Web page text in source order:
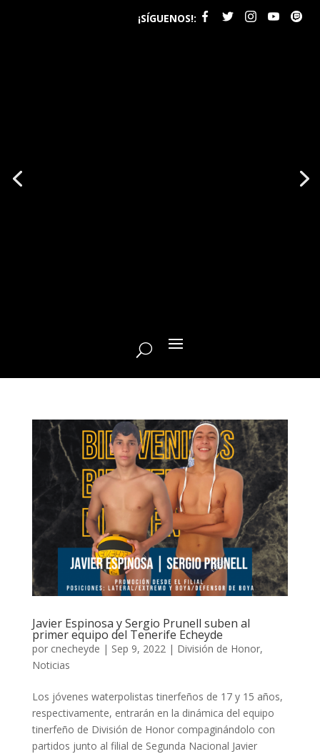
¡SÍGUENOS!:
Javier Espinosa y Sergio Prunell suben al
primer equipo del Tenerife Echeyde
por cnecheyde | Sep 9, 2022| División de Honor,
Noticias
Los jóvenes waterpolistas tinerfeños de 17 y 15 años,
respectivamente, entrarán en la dinámica del equipo
tinerfeño de División de Honor compaginándolo con
partidos junto al filial de Segunda Nacional Javier